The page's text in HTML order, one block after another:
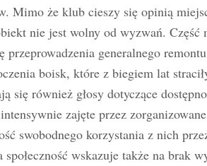
Mimo że klub cieszy się opinią
nie jest wolny od wyzwań. Część
przeprowadzenia generalnego
boisk, które z biegiem lat
się również głosy dotyczące
zajęte przez
swobodnego korzystania z nich
społeczność wskazuje także na brak